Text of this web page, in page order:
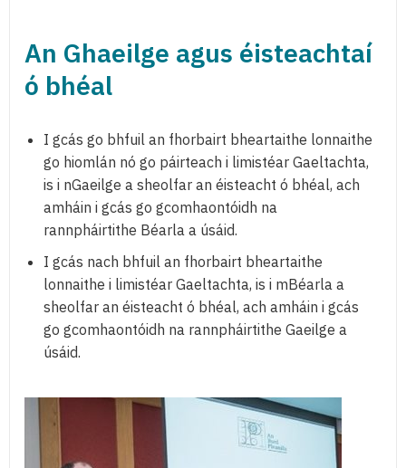
An Ghaeilge agus éisteachtaí
ó bhéal
I gcás go bhfuil an fhorbairt bheartaithe lonnaithe
go hiomlán nó go páirteach i limistéar Gaeltachta,
is i nGaeilge a sheolfar an éisteacht ó bhéal, ach
amháin i gcás go gcomhaontóidh na
rannpháirtithe Béarla a úsáid.
I gcás nach bhfuil an fhorbairt bheartaithe
lonnaithe i limistéar Gaeltachta, is i mBéarla a
sheolfar an éisteacht ó bhéal, ach amháin i gcás
go gcomhaontóidh na rannpháirtithe Gaeilge a
úsáid.